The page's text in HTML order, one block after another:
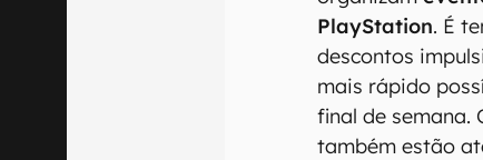
PlayStation. É
descontos
mais rápido
final de semana.
também estão